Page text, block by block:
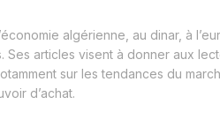
algérienne, au dinar, à
articles visent à donner aux
sur les tendances du
d’achat.